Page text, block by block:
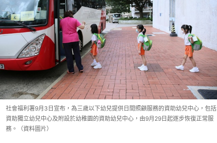
社會福利署9月3日宣布，為三歲以下幼兒提供日間照顧服務的資助幼兒中心，包括
資助獨立幼兒中心及附設於幼稚園的資助幼兒中心，由9月29日起逐步恢復正常服
務。（資料圖片）